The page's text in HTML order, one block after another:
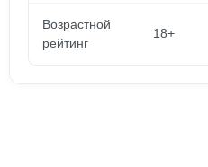
Возрастной
рейтинг
18+